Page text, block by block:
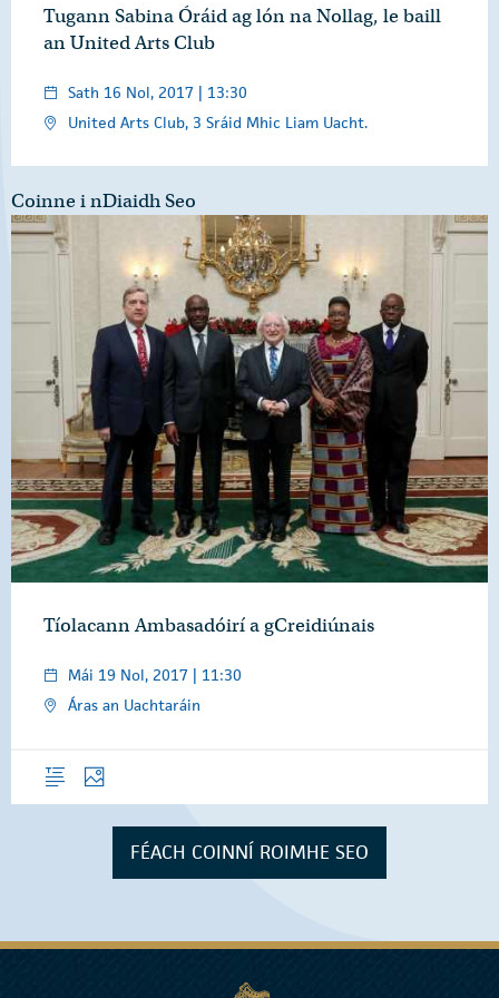
Tugann Sabina Óráid ag lón na Nollag, le baill
an United Arts Club
Sath 16 Nol, 2017 | 13:30
United Arts Club, 3 Sráid Mhic Liam Uacht.
Coinne i nDiaidh Seo
Tíolacann Ambasadóirí a gCreidiúnais
Mái 19 Nol, 2017 | 11:30
Áras an Uachtaráin
ForléargasGrianghraif
FÉACH COINNÍ ROIMHE SEO